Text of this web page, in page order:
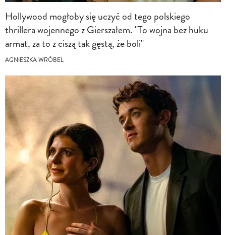
Hollywood mogłoby się uczyć od tego polskiego
thrillera wojennego z Gierszałem. "To wojna bez huku
armat, za to z ciszą tak gęstą, że boli"
AGNIESZKA WRÓBEL